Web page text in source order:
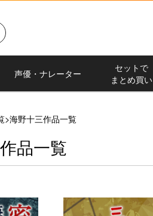
声優・ナレーター
セットで
まとめ買い
>海野十三作品一覧
品一覧